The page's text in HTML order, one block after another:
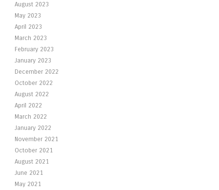
August 2023
May 2023
April 2023
March 2023
February 2023
January 2023
December 2022
October 2022
August 2022
April 2022
March 2022
January 2022
November 2021
October 2021
August 2021
June 2021
May 2021